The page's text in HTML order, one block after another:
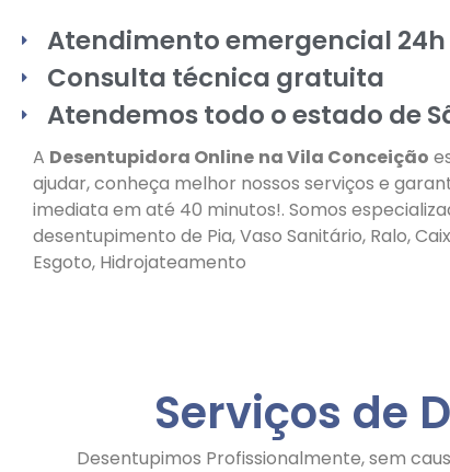
Atendimento emergencial 24h
Consulta técnica gratuita
Atendemos todo o estado de
A Desentupidora Online na Vila Conceição
ajudar, conheça melhor nossos serviços e
imediata em até 40 minutos!. Somos
desentupimento de Pia, Vaso Sanitário, Ralo,
Esgoto, Hidrojateamento
Serviços de
Desentupimos Profissionalmente, sem